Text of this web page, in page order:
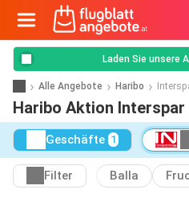
Laden Sie unsere
Alle Angebote Haribo
Haribo Aktion Interspar
Geschäfte 1
Filter Balla